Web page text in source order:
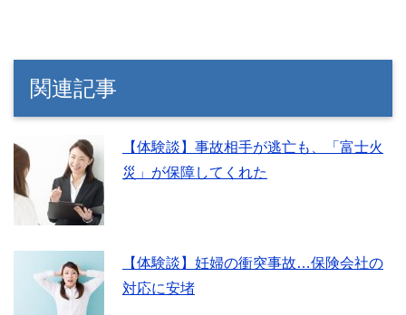
関連記事
【体験談】事故相手が逃亡も、「富士火
災」が保障してくれた
【体験談】妊婦の衝突事故…保険会社の
対応に安堵